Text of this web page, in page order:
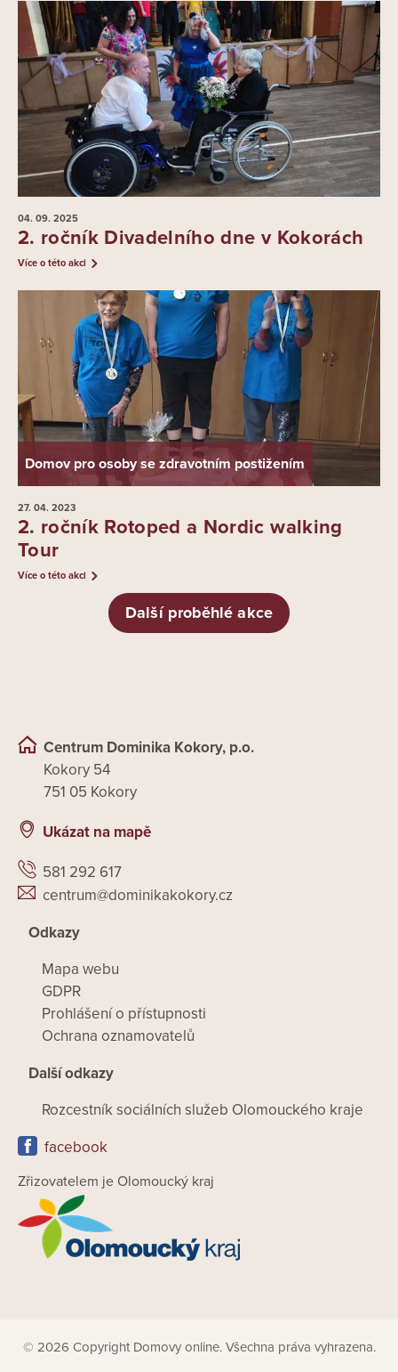
04. 09. 2025
2. ročník Divadelního dne v Kokorách
Více o této akci
Domov pro osoby se zdravotním postižením
27. 04. 2023
2. ročník Rotoped a Nordic walking
Tour
Více o této akci
Další proběhlé akce
Centrum Dominika Kokory, p.o.
Kokory 54
751 05 Kokory
Ukázat na mapě
581 292 617
centrum@dominikakokory.cz
Odkazy
Mapa webu
GDPR
Prohlášení o přístupnosti
Ochrana oznamovatelů
Další odkazy
Rozcestník sociálních služeb Olomouckého kraje
facebook
Zřizovatelem je Olomoucký kraj
© 2026 Copyright Domovy online. Všechna práva vyhrazena.